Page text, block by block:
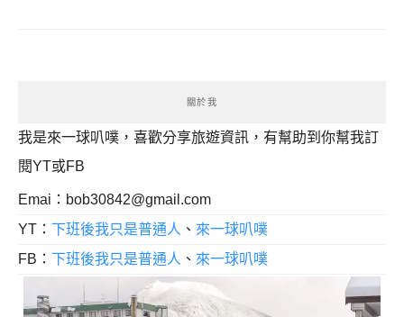
關於我
我是來一球叭噗，喜歡分享旅遊資訊，有幫助到你幫我訂
閱YT或FB
Emai： bob30842@gmail.com
YT： 下班後我只是普通人 、 來一球叭噗
FB： 下班後我只是普通人 、 來一球叭噗